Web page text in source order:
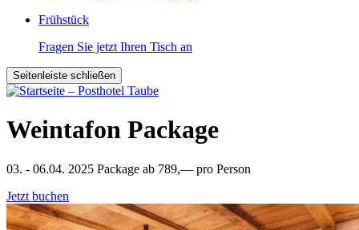
Frühstück
Fragen Sie jetzt Ihren Tisch an
Seitenleiste schließen
Weintafon Package
03. - 06.04. 2025 Package ab 789,— pro Person
Jetzt buchen